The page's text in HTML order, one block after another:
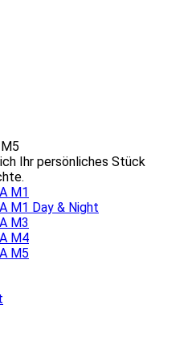
Ihr persönliches Stück
M1
M1 Day & Night
M3
M4
M5